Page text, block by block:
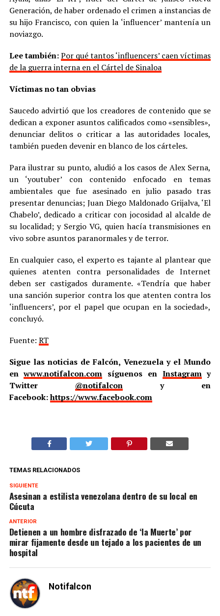
Generación, de haber ordenado el crimen a instancias de
su hijo Francisco, con quien la ‘influencer’ mantenía un
noviazgo.
Lee también:Por qué tantos ‘influencers’ caen víctimas
de la guerra interna en el Cártel de Sinaloa
Víctimas no tan obvias
Saucedo advirtió que los creadores de contenido que se
dedican a exponer asuntos calificados como «sensibles»,
denunciar delitos o criticar a las autoridades locales,
también pueden devenir en blanco de los cárteles.
Para ilustrar su punto, aludió a los casos de Alex Serna,
un ‘youtuber’ con contenido enfocado en temas
ambientales que fue asesinado en julio pasado tras
presentar denuncias; Juan Diego Maldonado Grijalva, ‘El
Chabelo’, dedicado a criticar con jocosidad al alcalde de
su localidad; y Sergio VG, quien hacía transmisiones en
vivo sobre asuntos paranormales y de terror.
En cualquier caso, el experto es tajante al plantear que
quienes atenten contra personalidades de Internet
deben ser castigados duramente. «Tendría que haber
una sanción superior contra los que atenten contra los
‘influencers’, por el papel que ocupan en la sociedad»,
concluyó.
Fuente: RT
Sigue las noticias de Falcón, Venezuela y el Mundo
enwww.notifalcon.com síguenos en Instagramy
Twitter @notifalcony en
Facebook:https://www.facebook.com
TEMAS RELACIONADOS
SIGUIENTE
Asesinan a estilista venezolana dentro de su local en
Cúcuta
ANTERIOR
Detienen a un hombre disfrazado de ‘la Muerte’ por
mirar fijamente desde un tejado a los pacientes de un
hospital
Notifalcon